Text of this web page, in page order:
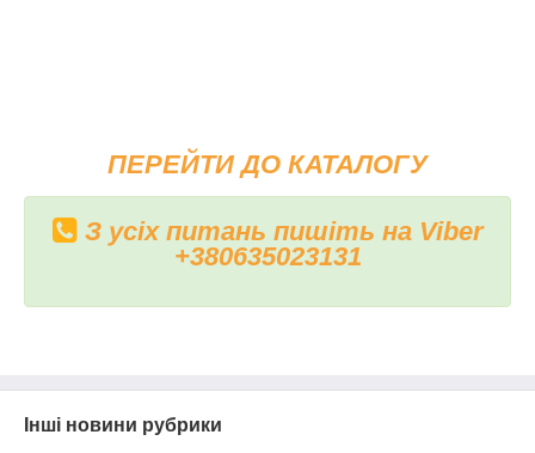
ПЕРЕЙТИ ДО КАТАЛОГУ
З усіх питань пишіть на Viber
+380635023131
Інші новини рубрики